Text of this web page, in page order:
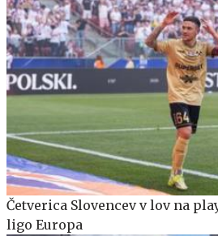
Četverica Slovencev v lov na
ligo Europa